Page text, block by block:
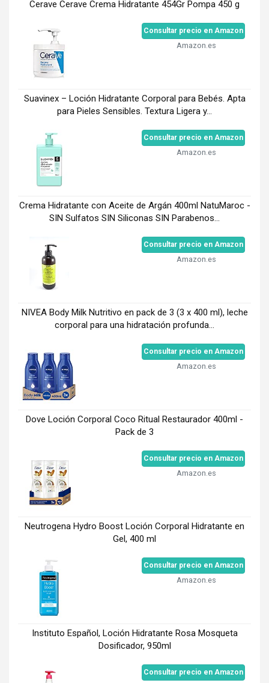
Cerave Cerave Crema Hidratante 454Gr Pompa 450 g
Consultar precio en Amazon
Amazon.es
Suavinex – Loción Hidratante Corporal para Bebés. Apta
para Pieles Sensibles. Textura Ligera y...
Consultar precio en Amazon
Amazon.es
Crema Hidratante con Aceite de Argán 400ml NatuMaroc -
SIN Sulfatos SIN Siliconas SIN Parabenos...
Consultar precio en Amazon
Amazon.es
NIVEA Body Milk Nutritivo en pack de 3 (3 x 400 ml), leche
corporal para una hidratación profunda...
Consultar precio en Amazon
Amazon.es
Dove Loción Corporal Coco Ritual Restaurador 400ml -
Pack de 3
Consultar precio en Amazon
Amazon.es
Neutrogena Hydro Boost Loción Corporal Hidratante en
Gel, 400 ml
Consultar precio en Amazon
Amazon.es
Instituto Español, Loción Hidratante Rosa Mosqueta
Dosificador, 950ml
Consultar precio en Amazon